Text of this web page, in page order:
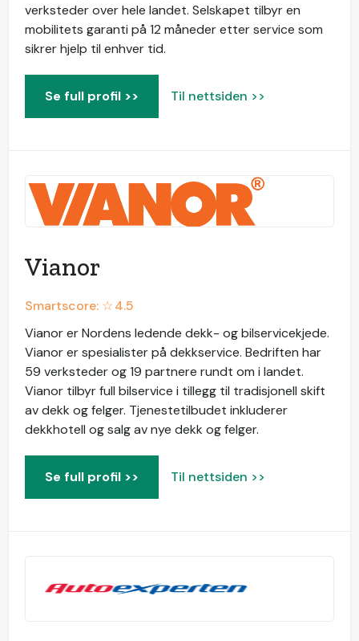
verksteder over hele landet. Selskapet tilbyr en
mobilitets garanti på 12 måneder etter service som
sikrer hjelp til enhver tid.
Se full profil >> Til nettsiden >>
Vianor
Smartscore: ☆4.5
Vianor er Nordens ledende dekk- og bilservicekjede.
Vianor er spesialister på dekkservice. Bedriften har
59 verksteder og 19 partnere rundt om i landet.
Vianor tilbyr full bilservice i tillegg til tradisjonell skift
av dekk og felger. Tjenestetilbudet inkluderer
dekkhotell og salg av nye dekk og felger.
Se full profil >> Til nettsiden >>